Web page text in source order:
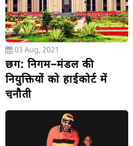
03 Aug, 2021
छग: निगम–मंडल की
नियुक्तियों को हाईकोर्ट में
चुनौती